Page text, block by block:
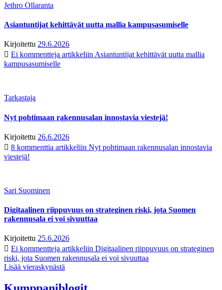
Jethro Ollaranta
Asiantuntijat kehittävät uutta mallia kampusasumiselle
Kirjoitettu 29.6.2026
Ei kommentteja artikkeliin Asiantuntijat kehittävät uutta mallia
kampusasumiselle
Tarkastaja
Nyt pohtimaan rakennusalan innostavia viestejä!
Kirjoitettu 26.6.2026
8 kommenttia artikkeliin Nyt pohtimaan rakennusalan innostavia
viestejä!
Sari Suominen
Digitaalinen riippuvuus on strateginen riski, jota Suomen
rakennusala ei voi sivuuttaa
Kirjoitettu 25.6.2026
Ei kommentteja artikkeliin Digitaalinen riippuvuus on strateginen
riski, jota Suomen rakennusala ei voi sivuuttaa
Lisää vieraskynästä